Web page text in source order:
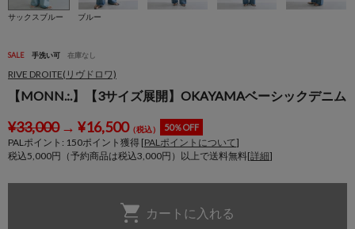
サックスブルー ブルー
SALE 手洗い可 在庫なし
RIVE DROITE(リヴドロワ)
【MONN.:.】【3サイズ展開】OKAYAMAベーシックデニム
¥33,000→ ¥16,500（税込） 50％OFF
PALポイント: 150ポイント獲得 [PALポイントについて]
税込5,000円（予約商品は税込3,000円）以上で送料無料[詳細]